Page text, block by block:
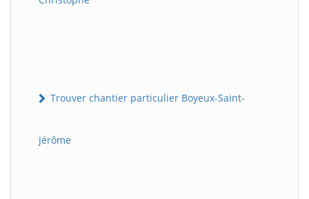
Trouver chantier particulier Boyeux-Saint-
Jérôme